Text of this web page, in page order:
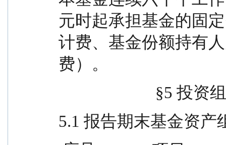
元时起承担基金的固
计费、基金份额持有
费）。
5.1 报告期末基金资产